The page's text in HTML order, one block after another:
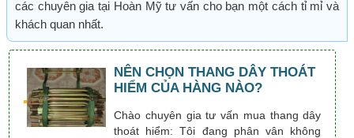
các chuyên gia tại Hoàn Mỹ tư vấn cho bạn một cách tỉ mỉ và
khách quan nhất.
NÊN CHỌN THANG DÂY THOÁT
HIỂM CỦA HÀNG NÀO?
Chào chuyên gia tư vấn mua thang dây
thoát hiểm: Tôi đang phân vân không